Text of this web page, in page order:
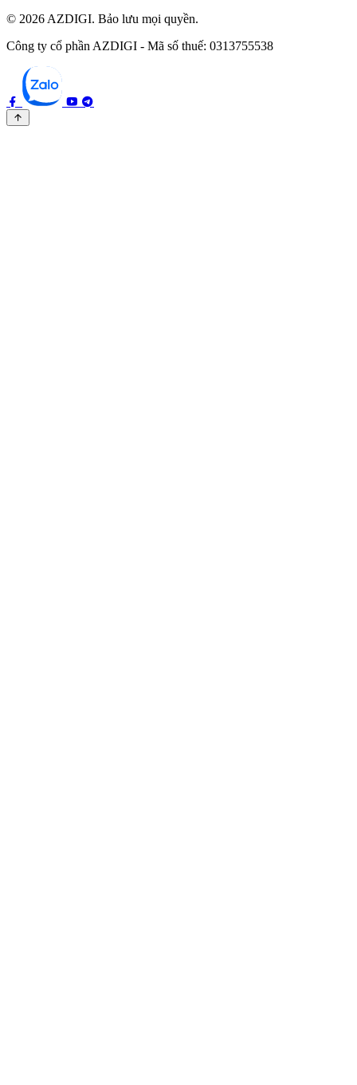
© 2026 AZDIGI. Bảo lưu mọi quyền.
Công ty cổ phần AZDIGI - Mã số thuế: 0313755538